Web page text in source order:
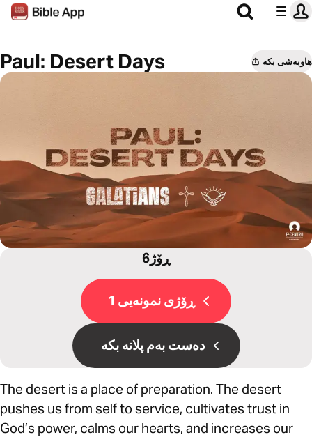
Paul: Desert Days هاوبەشی بکە
6ڕۆژ
ڕۆژی نمونەیی 1
دەست بەم پلانە بکە
The desert is a place of preparation. The desert
pushes us from self to service, cultivates trust in
God’s power, calms our hearts, and increases our